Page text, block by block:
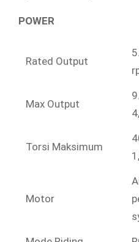
POWER
Rated Output
Max Output
Torsi Maksimum
Motor